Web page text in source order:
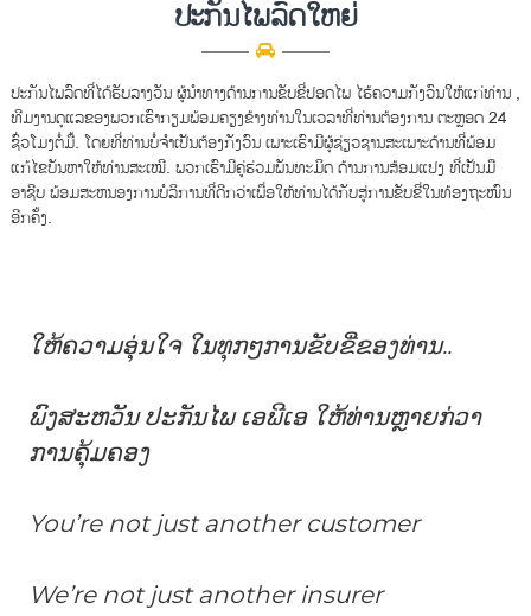
ປະກັນໄພລົດໃຫຍ່
ປະກັນໄພລົດທີ່ໄດ້ຮັບລາງວັນ ຜູ້ນຳທາງດ້ານການຂັບຂີ່ປອດໄພ ໄຮ້ຄວາມກັງວົນໃຫ້ແກ່ທ່ານ ,
ທີມງານດູແລຂອງພວກເຮົາກຽມພ້ອມຄຽງຂ້າງທ່ານໃນເວລາທີ່ທ່ານຕ້ອງການ ຕະຫຼອດ 24
ຊົ່ວໂມງຕໍ່ມື້. ໂດຍທີ່ທ່ານບໍ່ຈໍາເປັນຕ້ອງກັງວົນ ເພາະເຮົາມີຜູ້ຊ່ຽວຊານສະເພາະດ້ານທີ່ພ້ອມ
ແກ້ໄຂບັນຫາໃຫ້ທ່ານສະເໝີ. ພວກ​ເຮົາ​ມີ​ຄູ່​ຮ່ວມ​ພັນທະມິດ ດ້ານການ​ສ້ອມ​ແປງ ທີ່ເປັນ​ມື
ອາຊີບ ​ພ້ອມ​ສະ​ຫນອງ​ການ​ບໍ​ລິ​ການ​ທີ່​ດີກ​ວ່າ​ເພື່ອ​ໃຫ້ທ່ານໄດ້ກັບສູ່ການຂັບຂີ່ໃນທ້ອງຖະໜົນ
ອີກຄັ້ງ.
ໃຫ້ຄວາມອຸ່ນໃຈ ໃນທຸກໆການຂັບຂີ່ຂອງທ່ານ..
ພົງສະຫວັນ ປະກັນໄພ ເອພີເອ ໃຫ້ທ່ານຫຼາຍກ່ວາ
ການຄຸ້ມຄອງ
You’re not just another customer
We’re not just another insurer